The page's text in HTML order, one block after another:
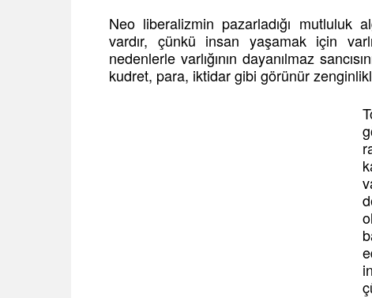
Neo liberalizmin pazarladığı mutluluk
vardır, çünkü insan yaşamak için
nedenlerle varlığının dayanılmaz
kudret, para, iktidar gibi görünür